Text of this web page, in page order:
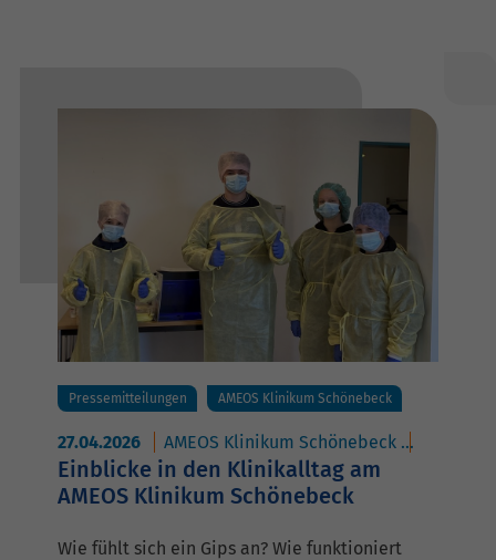
Pressemitteilungen AMEOS Klinikum Schönebeck
27.04.2026 AMEOS Klinikum Schönebeck
Einblicke in den Klinikalltag am
AMEOS Klinikum Schönebeck
Wie fühlt sich ein Gips an? Wie funktioniert